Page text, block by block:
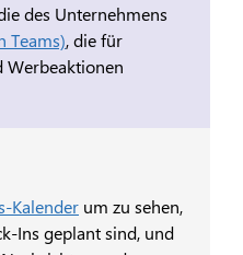
des Unternehmens
Teams), die für
Werbeaktionen
Kalender um zu sehen,
Ins geplant sind, und